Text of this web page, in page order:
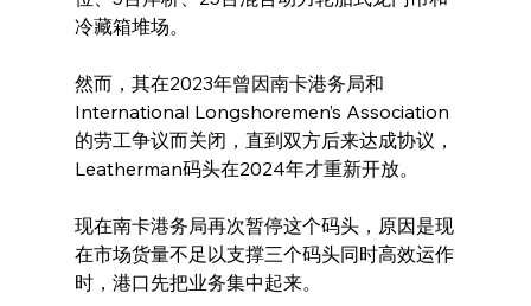
冷藏箱堆场。
然而，其在2023年曾因南卡港务局和
International Longshoremen’s Association
的劳工争议而关闭，直到双方后来达成协议，
Leatherman码头在2024年才重新开放。
现在南卡港务局再次暂停这个码头，原因是现
在市场货量不足以支撑三个码头同时高效运作
时，港口先把业务集中起来。